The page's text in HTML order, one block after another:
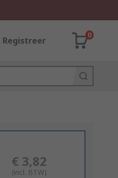
0
€ 3,82
(incl. BTW)